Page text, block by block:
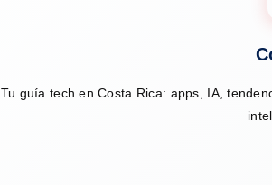
Tu guía tech en Costa Rica: apps, IA,